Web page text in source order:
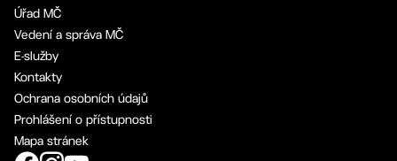
Úřad MČ
Vedení a správa MČ
E-služby
Kontakty
Ochrana osobních údajů
Prohlášení o přístupnosti
Mapa stránek